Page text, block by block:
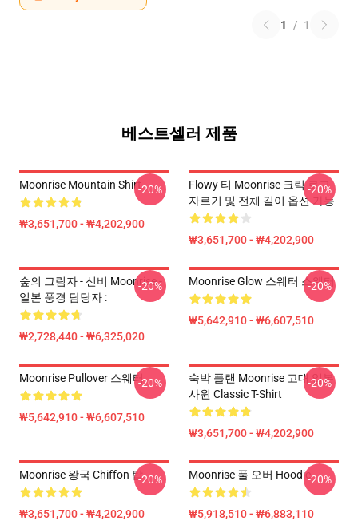
1 / 1
베스트셀러 제품
Moonrise Mountain Shirt
₩3,651,700 - ₩4,202,900
-20%
Flowy 티 Moonrise 크릭 로고
자르기 및 전체 길이 옵션 가능
₩3,651,700 - ₩4,202,900
-20%
숲의 그림자 - 신비 Moonrise -
일본 풍경 담당자 :
₩2,728,440 - ₩6,325,020
-20% Moonrise Glow 스웨터 스웨터
₩5,642,910 - ₩6,607,510
-20%
Moonrise Pullover 스웨터
₩5,642,910 - ₩6,607,510
-20%
숙박 플랜 Moonrise 고대 일본
사원 Classic T-Shirt
₩3,651,700 - ₩4,202,900
-20%
Moonrise 왕국 Chiffon 탑
₩3,651,700 - ₩4,202,900
-20% Moonrise 풀 오버 Hoodie
₩5,918,510 - ₩6,883,110
-20%